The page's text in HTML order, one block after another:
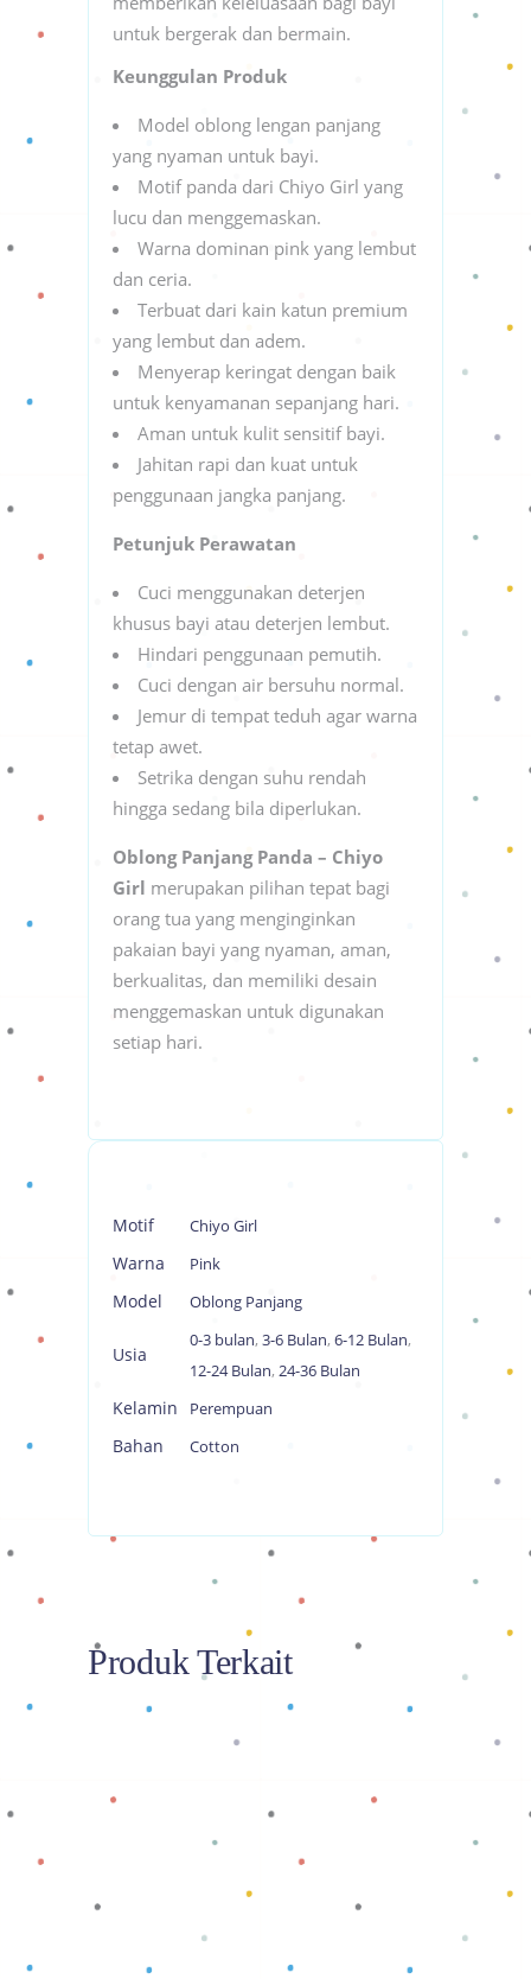
untuk bergerak dan bermain.
Keunggulan Produk
Model oblong lengan panjang
yang nyaman untuk bayi.
Motif panda dari Chiyo Girl yang
lucu dan menggemaskan.
Warna dominan pink yang lembut
dan ceria.
Terbuat dari kain katun premium
yang lembut dan adem.
Menyerap keringat dengan baik
untuk kenyamanan sepanjang hari.
Aman untuk kulit sensitif bayi.
Jahitan rapi dan kuat untuk
penggunaan jangka panjang.
Petunjuk Perawatan
Cuci menggunakan deterjen
khusus bayi atau deterjen lembut.
Hindari penggunaan pemutih.
Cuci dengan air bersuhu normal.
Jemur di tempat teduh agar warna
tetap awet.
Setrika dengan suhu rendah
hingga sedang bila diperlukan.
Oblong Panjang Panda – Chiyo
Girl merupakan pilihan tepat bagi
orang tua yang menginginkan
pakaian bayi yang nyaman, aman,
berkualitas, dan memiliki desain
menggemaskan untuk digunakan
setiap hari.
Motif Chiyo Girl
Warna Pink
Model Oblong Panjang
Usia
0-3 bulan, 3-6 Bulan, 6-12 Bulan,
12-24 Bulan, 24-36 Bulan
Kelamin Perempuan
Bahan Cotton
Produk Terkait
Baca selengkapnya